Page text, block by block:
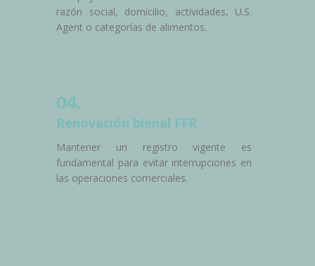
razón social, domicilio, actividades, U.S.
Agent o categorías de alimentos.
04.
Renovación bienal FFR
Mantener un registro vigente es
fundamental para evitar interrupciones en
las operaciones comerciales.